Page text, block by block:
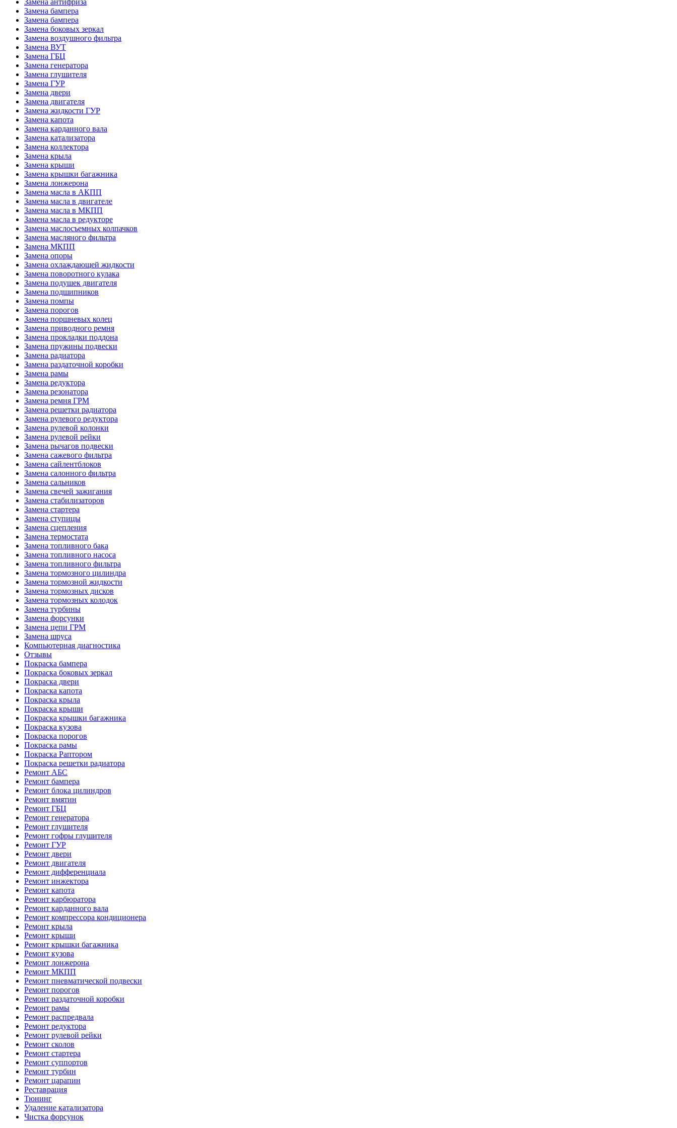
Замена антифриза
Замена бампера
Замена бампера
Замена боковых зеркал
Замена воздушного фильтра
Замена ВУТ
Замена ГБЦ
Замена генератора
Замена глушителя
Замена ГУР
Замена двери
Замена двигателя
Замена жидкости ГУР
Замена капота
Замена карданного вала
Замена катализатора
Замена коллектора
Замена крыла
Замена крыши
Замена крышки багажника
Замена лонжерона
Замена масла в АКПП
Замена масла в двигателе
Замена масла в МКПП
Замена масла в редукторе
Замена маслосъемных колпачков
Замена масляного фильтра
Замена МКПП
Замена опоры
Замена охлаждающей жидкости
Замена поворотного кулака
Замена подушек двигателя
Замена подшипников
Замена помпы
Замена порогов
Замена поршневых колец
Замена приводного ремня
Замена прокладки поддона
Замена пружины подвески
Замена радиатора
Замена раздаточной коробки
Замена рамы
Замена редуктора
Замена резонатора
Замена ремня ГРМ
Замена решетки радиатора
Замена рулевого редуктора
Замена рулевой колонки
Замена рулевой рейки
Замена рычагов подвески
Замена сажевого фильтра
Замена сайлентблоков
Замена салонного фильтра
Замена сальников
Замена свечей зажигания
Замена стабилизаторов
Замена стартера
Замена ступицы
Замена сцепления
Замена термостата
Замена топливного бака
Замена топливного насоса
Замена топливного фильтра
Замена тормозного цилиндра
Замена тормозной жидкости
Замена тормозных дисков
Замена тормозных колодок
Замена турбины
Замена форсунки
Замена цепи ГРМ
Замена шруса
Компьютерная диагностика
Отзывы
Покраска бампера
Покраска боковых зеркал
Покраска двери
Покраска капота
Покраска крыла
Покраска крыши
Покраска крышки багажника
Покраска кузова
Покраска порогов
Покраска рамы
Покраска Раптором
Покраска решетки радиатора
Ремонт АБС
Ремонт бампера
Ремонт блока цилиндров
Ремонт вмятин
Ремонт ГБЦ
Ремонт генератора
Ремонт глушителя
Ремонт гофры глушителя
Ремонт ГУР
Ремонт двери
Ремонт двигателя
Ремонт дифференциала
Ремонт инжектора
Ремонт капота
Ремонт карбюратора
Ремонт карданного вала
Ремонт компрессора кондиционера
Ремонт крыла
Ремонт крыши
Ремонт крышки багажника
Ремонт кузова
Ремонт лонжерона
Ремонт МКПП
Ремонт пневматической подвески
Ремонт порогов
Ремонт раздаточной коробки
Ремонт рамы
Ремонт распредвала
Ремонт редуктора
Ремонт рулевой рейки
Ремонт сколов
Ремонт стартера
Ремонт суппортов
Ремонт турбин
Ремонт царапин
Реставрация
Тюнинг
Удаление катализатора
Чистка форсунок